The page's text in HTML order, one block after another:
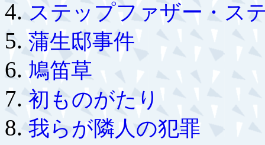
ステップファザー・ス
蒲生邸事件
鳩笛草
初ものがたり
我らが隣人の犯罪